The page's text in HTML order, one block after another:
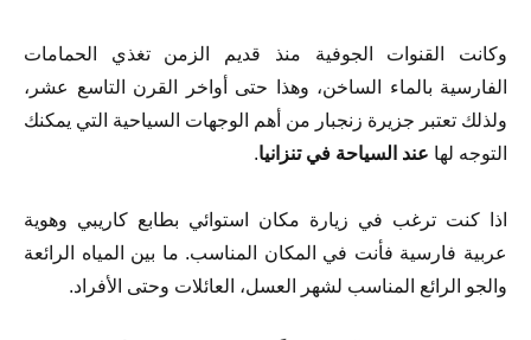
وكانت القنوات الجوفية منذ قديم الزمن تغذي الحمامات
الفارسية بالماء الساخن، وهذا حتى أواخر القرن التاسع عشر،
ولذلك تعتبر جزيرة زنجبار من أهم الوجهات السياحية التي يمكنك
التوجه لها عند السياحة في تنزانيا.
اذا كنت ترغب في زيارة مكان استوائي بطابع كاريبي وهوية
عربية فارسية فأنت في المكان المناسب. ما بين المياه الرائعة
والجو الرائع المناسب لشهر العسل، العائلات وحتى الأفراد.